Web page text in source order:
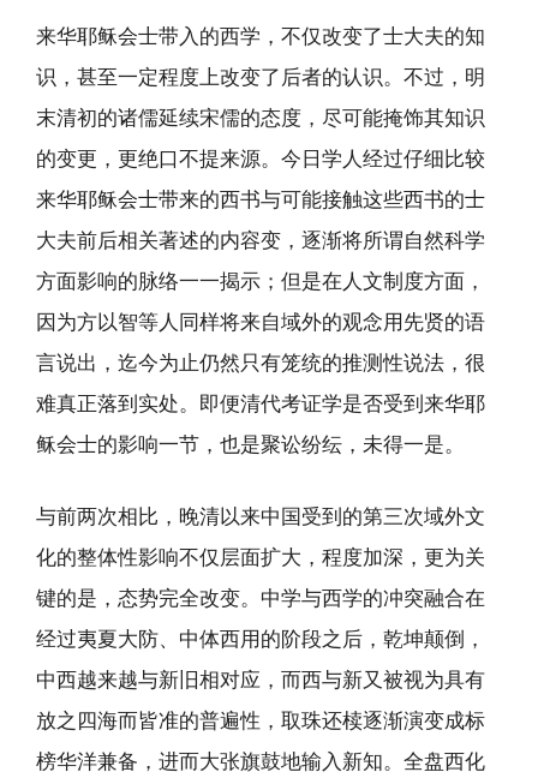
来华耶稣会士带入的西学，不仅改变了士大夫的知
识，甚至一定程度上改变了后者的认识。不过，明
末清初的诸儒延续宋儒的态度，尽可能掩饰其知识
的变更，更绝口不提来源。今日学人经过仔细比较
来华耶稣会士带来的西书与可能接触这些西书的士
大夫前后相关著述的内容变，逐渐将所谓自然科学
方面影响的脉络一一揭示；但是在人文制度方面，
因为方以智等人同样将来自域外的观念用先贤的语
言说出，迄今为止仍然只有笼统的推测性说法，很
难真正落到实处。即便清代考证学是否受到来华耶
稣会士的影响一节，也是聚讼纷纭，未得一是。
与前两次相比，晚清以来中国受到的第三次域外文
化的整体性影响不仅层面扩大，程度加深，更为关
键的是，态势完全改变。中学与西学的冲突融合在
经过夷夏大防、中体西用的阶段之后，乾坤颠倒，
中西越来越与新旧相对应，而西与新又被视为具有
放之四海而皆准的普遍性，取珠还椟逐渐演变成标
榜华洋兼备，进而大张旗鼓地输入新知。全盘西化